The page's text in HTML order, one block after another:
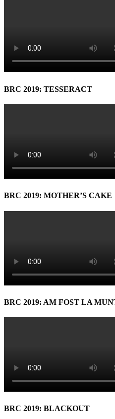
BRC 2019: TESSERACT
BRC 2019: MOTHER’S CAKE
BRC 2019: AM FOST LA
BRC 2019: BLACKOUT